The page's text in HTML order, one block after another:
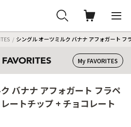
シングル オーツミルク バナナ アフォガート
My FAVORITES
バナナ アフォガート フラペ
ートチップ + チョコレート